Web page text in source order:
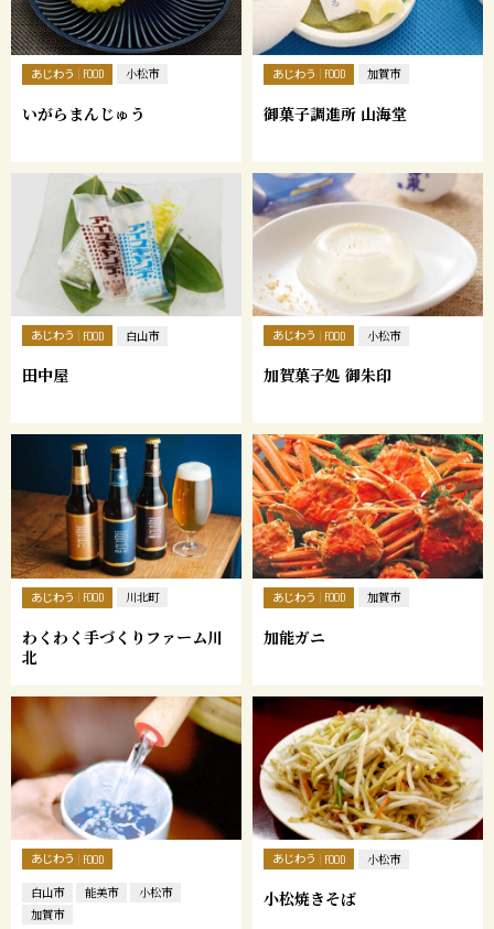
あじわう FOOD 小松市
いがらまんじゅう
あじわう FOOD 加賀市
御菓子調進所 山海堂
あじわう FOOD 白山市
田中屋
あじわう FOOD 小松市
加賀菓子処 御朱印
あじわう FOOD 川北町
わくわく手づくりファーム川
北
あじわう FOOD 加賀市
加能ガニ
あじわう FOOD
白山市 能美市
小松市
加賀市
あじわう FOOD 小松市
小松焼きそば